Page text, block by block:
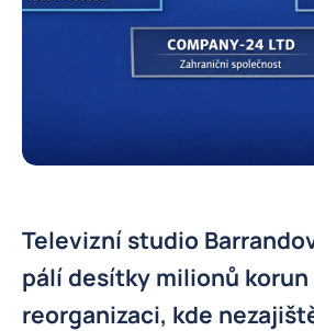
Televizní studio
pálí desítky milionů korun
reorganizaci, kde